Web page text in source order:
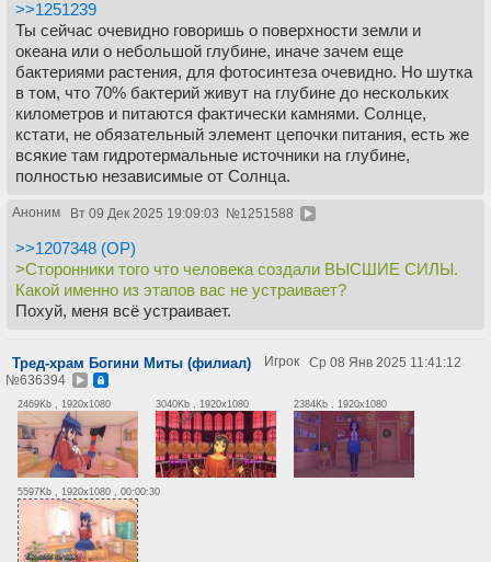
>>1251239
Ты сейчас очевидно говоришь о поверхности земли и
океана или о небольшой глубине, иначе зачем еще
бактериями растения, для фотосинтеза очевидно. Но шутка
в том, что 70% бактерий живут на глубине до нескольких
километров и питаются фактически камнями. Солнце,
кстати, не обязательный элемент цепочки питания, есть же
всякие там гидротермальные источники на глубине,
полностью независимые от Солнца.
Аноним Вт 09 Дек 2025 19:09:03 №1251588
>>1207348 (OP)
>Сторонники того что человека создали ВЫСШИЕ СИЛЫ.
Какой именно из этапов вас не устраивает?
Похуй, меня всё устраивает.
Тред-храм Богини Миты (филиал) Игрок
Ср 08 Янв 2025 11:41:12
№636394
2469Kb , 1920x1080 3040Kb , 1920x1080 2384Kb , 1920x1080
5597Kb , 1920x1080 , 00:00:30